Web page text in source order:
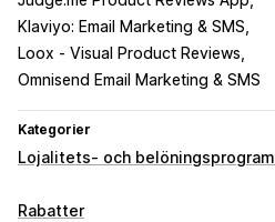
Klaviyo: Email Marketing & SMS
Loox ‑ Visual Product Reviews
Omnisend Email Marketing & SMS
Kategorier
Lojalitets- och belöningsprogram
Programtyper
Rabatter